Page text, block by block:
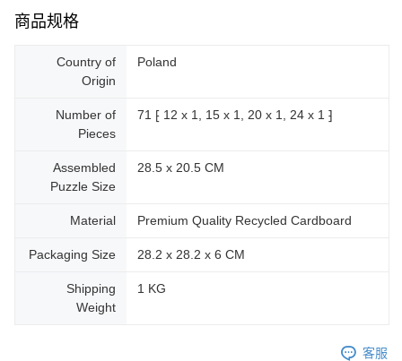
商品规格
Country of
Origin
Poland
Number of
Pieces
71 ⁅ 12 x 1, 15 x 1, 20 x 1, 24 x 1 ⁆
Assembled
Puzzle Size
28.5 x 20.5 CM
Material Premium Quality Recycled Cardboard
Packaging Size 28.2 x 28.2 x 6 CM
Shipping
Weight
1 KG
客服